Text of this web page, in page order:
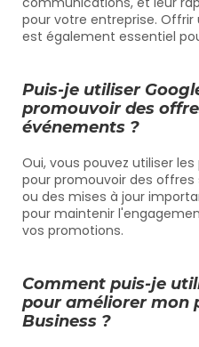
pour votre entreprise.
est également essentiel
Puis-je utiliser
promouvoir des
événements ?
Oui, vous pouvez utiliser
pour promouvoir des
ou des mises à jour
pour maintenir
vos promotions.
Comment puis-je
pour améliorer mon
Business ?